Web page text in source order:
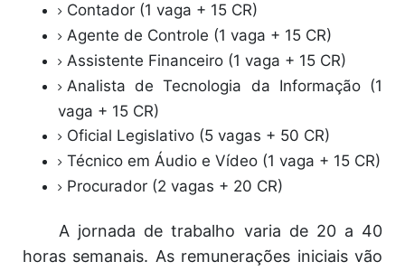
Contador (1 vaga + 15 CR)
Agente de Controle (1 vaga + 15 CR)
Assistente Financeiro (1 vaga + 15 CR)
Analista de Tecnologia da Informação (1
vaga + 15 CR)
Oficial Legislativo (5 vagas + 50 CR)
Técnico em Áudio e Vídeo (1 vaga + 15 CR)
Procurador (2 vagas + 20 CR)
A jornada de trabalho varia de 20 a 40
horas semanais. As remunerações iniciais vão